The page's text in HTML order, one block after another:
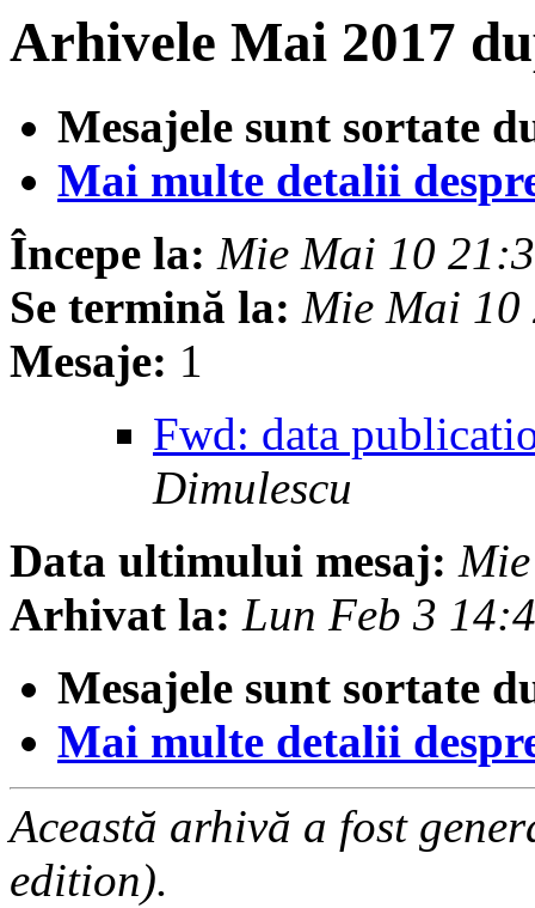
Arhivele Mai 2017
Mesajele sunt sortate
Mai multe detalii
Începe la: Mie Mai 10
Se termină la: Mie Mai 10
Mesaje: 1
Fwd: data
Dimulescu
Data ultimului mesaj:
Arhivat la: Lun Feb 3
Mesajele sunt sortate
Mai multe detalii
Această arhivă a fost
edition).